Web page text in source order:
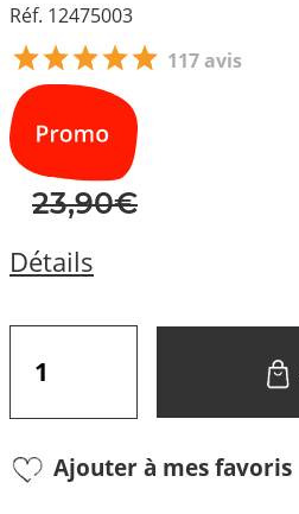
Réf. 12475003
117 avis
23,90€
Détails
Ajouter à mes favoris